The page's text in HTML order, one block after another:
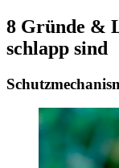
8 Gründe &
schlapp sind